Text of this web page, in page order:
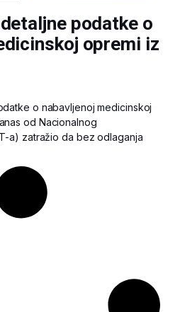
podatke o
opremi iz
o nabavljenoj medicinskoj
od Nacionalnog
a) zatražio da bez odlaganja